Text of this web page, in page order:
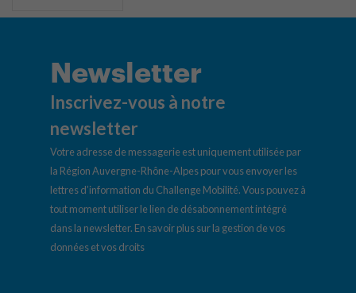
Newsletter
Inscrivez-vous à notre
newsletter
Votre adresse de messagerie est uniquement utilisée par
la Région Auvergne-Rhône-Alpes pour vous envoyer les
lettres d’information du Challenge Mobilité. Vous pouvez à
tout moment utiliser le lien de désabonnement intégré
dans la newsletter. En savoir plus sur la gestion de vos
données et vos droits